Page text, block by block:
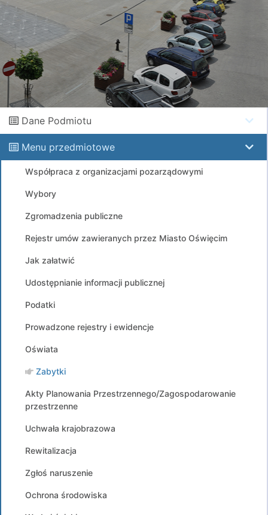
Dane Podmiotu
Menu przedmiotowe
Współpraca z organizacjami pozarządowymi
Wybory
Zgromadzenia publiczne
Rejestr umów zawieranych przez Miasto Oświęcim
Jak załatwić
Udostępnianie informacji publicznej
Podatki
Prowadzone rejestry i ewidencje
Oświata
Zabytki
Akty Planowania Przestrzennego/Zagospodarowanie
przestrzenne
Uchwała krajobrazowa
Rewitalizacja
Zgłoś naruszenie
Ochrona środowiska